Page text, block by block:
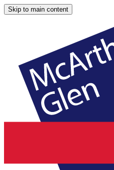
Skip to main content